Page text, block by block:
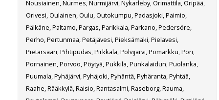
Nousiainen, Nurmes, Nurmijärvi, Nykarleby, Orimattila, Oripää,
Orivesi, Oulainen, Oulu, Outokumpu, Padasjoki, Paimio,
Pälkäne, Paltamo, Pargas, Parikkala, Parkano, Pedersöre,
Perho, Pertunmaa, Petäjävesi, Pieksämäki, Pielavesi,
Pietarsaari, Pihtipudas, Pirkkala, Polvijärvi, Pomarkku, Pori,
Pornainen, Porvoo, Pöytyä, Pukkila, Punkalaidun, Puolanka,
Puumala, Pyhäjärvi, Pyhäjoki, Pyhäntä, Pyhäranta, Pyhtää,
Raahe, Rääkkylä, Raisio, Rantasalmi, Raseborg, Rauma,